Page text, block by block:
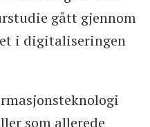
gått gjennom
i digitaliseringen
som allerede